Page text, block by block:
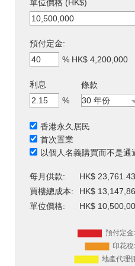
單位價格 (HK$)
預付定金:
% HK$ 4,200,000
利息
%
條款
香港永久居民
首次置業
以個人名義購買而不是通
每月供款:
HK$ 23,761.43
買樓總成本:
HK$
單位價格:
HK$